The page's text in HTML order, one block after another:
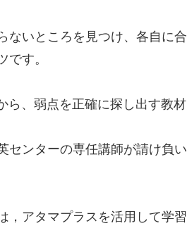
ないところを見つけ、各自に合
す。
ら、弱点を正確に探し出す教材
センターの専任講師が請け負い
，アタマプラスを活用して学習